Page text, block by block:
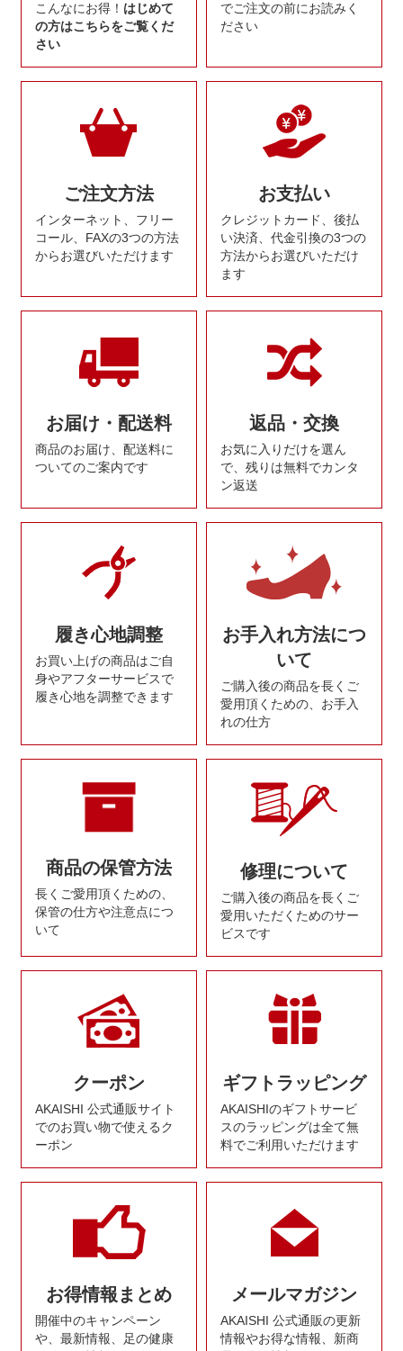
こんなにお得！ はじめて
の方はこちらをご覧くだ
さい
でご注文の前にお読みく
ださい
ご注文方法
インターネット、フリー
コール、FAXの3つの方法
からお選びいただけます
お支払い
クレジットカード、後払
い決済、代金引換の3つの
方法からお選びいただけ
ます
お届け・配送料
商品のお届け、配送料に
ついてのご案内です
返品・交換
お気に入りだけを選ん
で、残りは無料でカンタ
ン返送
履き心地調整
お買い上げの商品はご自
身やアフターサービスで
履き心地を調整できます
お手入れ方法につ
いて
ご購入後の商品を長くご
愛用頂くための、お手入
れの仕方
商品の保管方法
長くご愛用頂くための、
保管の仕方や注意点につ
いて
修理について
ご購入後の商品を長くご
愛用いただくためのサー
ビスです
クーポン
AKAISHI 公式通販サイト
でのお買い物で使えるク
ーポン
ギフトラッピング
AKAISHIのギフトサービ
スのラッピングは全て無
料でご利用いただけます
お得情報まとめ
開催中のキャンペーン
や、最新情報、足の健康
メールマガジン
AKAISHI 公式通販の更新
情報やお得な情報、新商